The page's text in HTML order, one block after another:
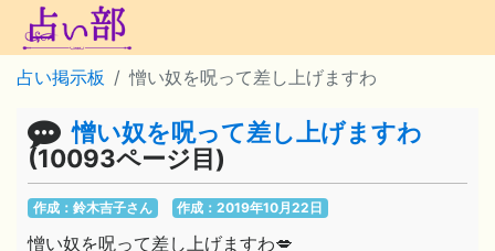
占い掲示板 憎い奴を呪って差し上げますわ
憎い奴を呪って差し上げますわ
(10093ページ目)
作成：鈴木吉子さん 作成：2019年10月22日
憎い奴を呪って差し上げますわ💋